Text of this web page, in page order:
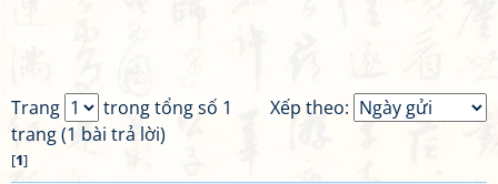
Xếp theo:
Trang
trong tổng số 1
trang (1 bài trả lời)
[1]